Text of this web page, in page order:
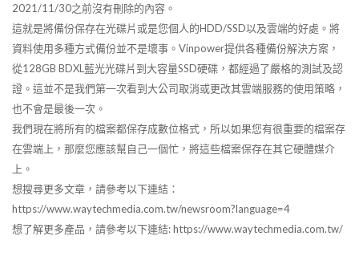
2021/11/30之前沒有刪除的內容。
這就是將備份保存在光碟片或是您個人的HDD/SSD以及雲端的好處。將
資料使用多種方式備份並不是壞事。Vinpower提供各種備份解決方案，
從128GB BDXL藍光光碟片到大容量SSD硬碟，都經過了嚴格的測試及認
證。這並不是我們第一次看到大公司取消或更改其雲端服務的使用策略，
也不會是最後一次。
我們現在將所有的檔案都保存成數位格式，所以如果您有很重要的檔案存
在雲端上，那麼您應該幫自己一個忙，將這些檔案保存在其它硬體媒介
上。
想搜尋更多文章，請參考以下連結：
https://www.waytechmedia.com.tw/newsroom?language=4
想了解更多產品，請參考以下連結: https://www.waytechmedia.com.tw/